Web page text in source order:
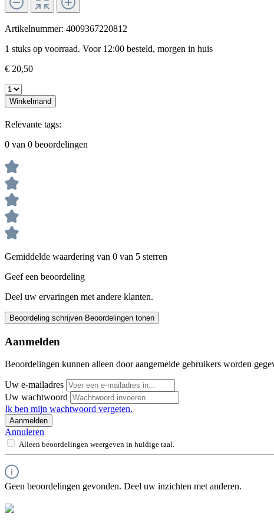
Artikelnummer: 4009367220812
1 stuks op voorraad. Voor 12:00 besteld, morgen in huis
€ 20,50
Winkelmand
Relevante tags:
0 van 0 beoordelingen
Gemiddelde waardering van 0 van 5 sterren
Geef een beoordeling
Deel uw ervaringen met andere klanten.
Beoordeling schrijven Beoordelingen tonen
Aanmelden
Beoordelingen kunnen alleen door aangemelde gebruikers worden
Uw e-mailadres
Uw wachtwoord
Ik ben mijn wachtwoord vergeten.
Aanmelden
Annuleren
Alleen beoordelingen weergeven in huidige taal.
Geen beoordelingen gevonden. Deel uw inzichten met anderen.